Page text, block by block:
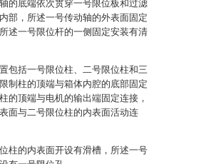
的底端依次贯穿一号限位板和过滤
部，所述一号传动轴的外表面固定
述一号限位杆的一侧固定安装有清
包括一号限位柱、二号限位柱和三
制柱的顶端与箱体内腔的底部固定
的顶端与电机的输出端固定连接，
面与二号限位柱的内表面活动连
柱的内表面开设有滑槽，所述一号